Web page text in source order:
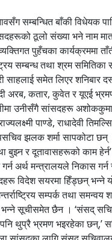
सम्बन्धित बाँकी विधेयक
ठूलो संख्या भने नाम
पुहँचका कार्यक्रममा
सम्बन्ध तथा श्रम समितिका
साहलाई समेत लिएर शनिबार
अरब, कतार, कुवेत र यूएई
उनीसँगै सांसदहरू
पाण्डे, राधादेवी
झलक शर्मा सापकोटा
बुझ्न र दूतावासहरूको काम
गर्न अर्थ मन्त्रालयले निकास
विदेश सयरमा हिँड्छन् भन्ने
सम्पर्क तथा समन्वय
सूचीसमेत छैन । ‘संसद्
थुप्रै भ्रमण भइरहेका छन्,’